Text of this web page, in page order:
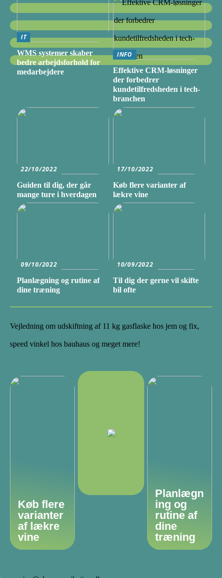
IT
WMS systemer skaber
bedre arbejdsforhold for
medarbejdere
INFO
Effektive CRM-løsninger
der forbedrer
kundetilfredsheden i tech-
branchen
22/10/2022
Guiden til dig, der går
mange ture i hverdagen
17/10/2022
Køb flere varianter af
lækre vine
09/10/2022
Planlægning og rutine af
dine træning
10/09/2022
Til dig der gerne vil skifte
bil ofte
Vejledning om udskiftning af 11 kg gasflaske hos jem og fix,
speed vinkel hos bauhaus og meget mere!
Køb flere
varianter
af lækre
vine
Planlægn
ing og
rutine af
dine
træning